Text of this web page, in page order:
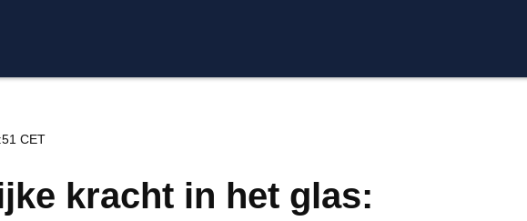
CET
kracht in het glas: